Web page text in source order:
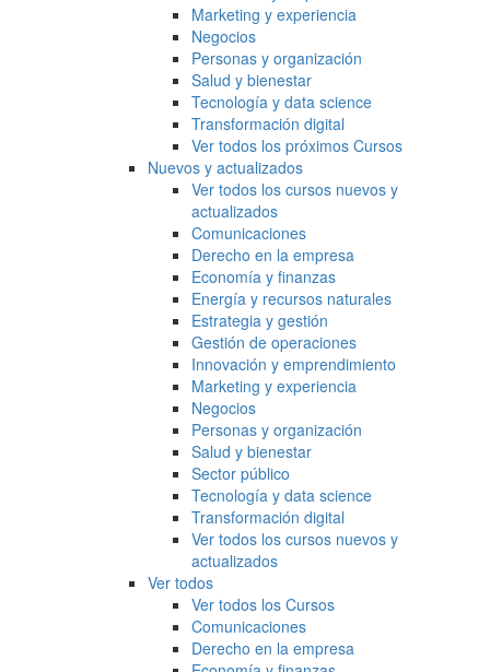
Marketing y experiencia
Negocios
Personas y organización
Salud y bienestar
Tecnología y data science
Transformación digital
Ver todos los próximos Cursos
Nuevos y actualizados
Ver todos los cursos nuevos y
actualizados
Comunicaciones
Derecho en la empresa
Economía y finanzas
Energía y recursos naturales
Estrategia y gestión
Gestión de operaciones
Innovación y emprendimiento
Marketing y experiencia
Negocios
Personas y organización
Salud y bienestar
Sector público
Tecnología y data science
Transformación digital
Ver todos los cursos nuevos y
actualizados
Ver todos
Ver todos los Cursos
Comunicaciones
Derecho en la empresa